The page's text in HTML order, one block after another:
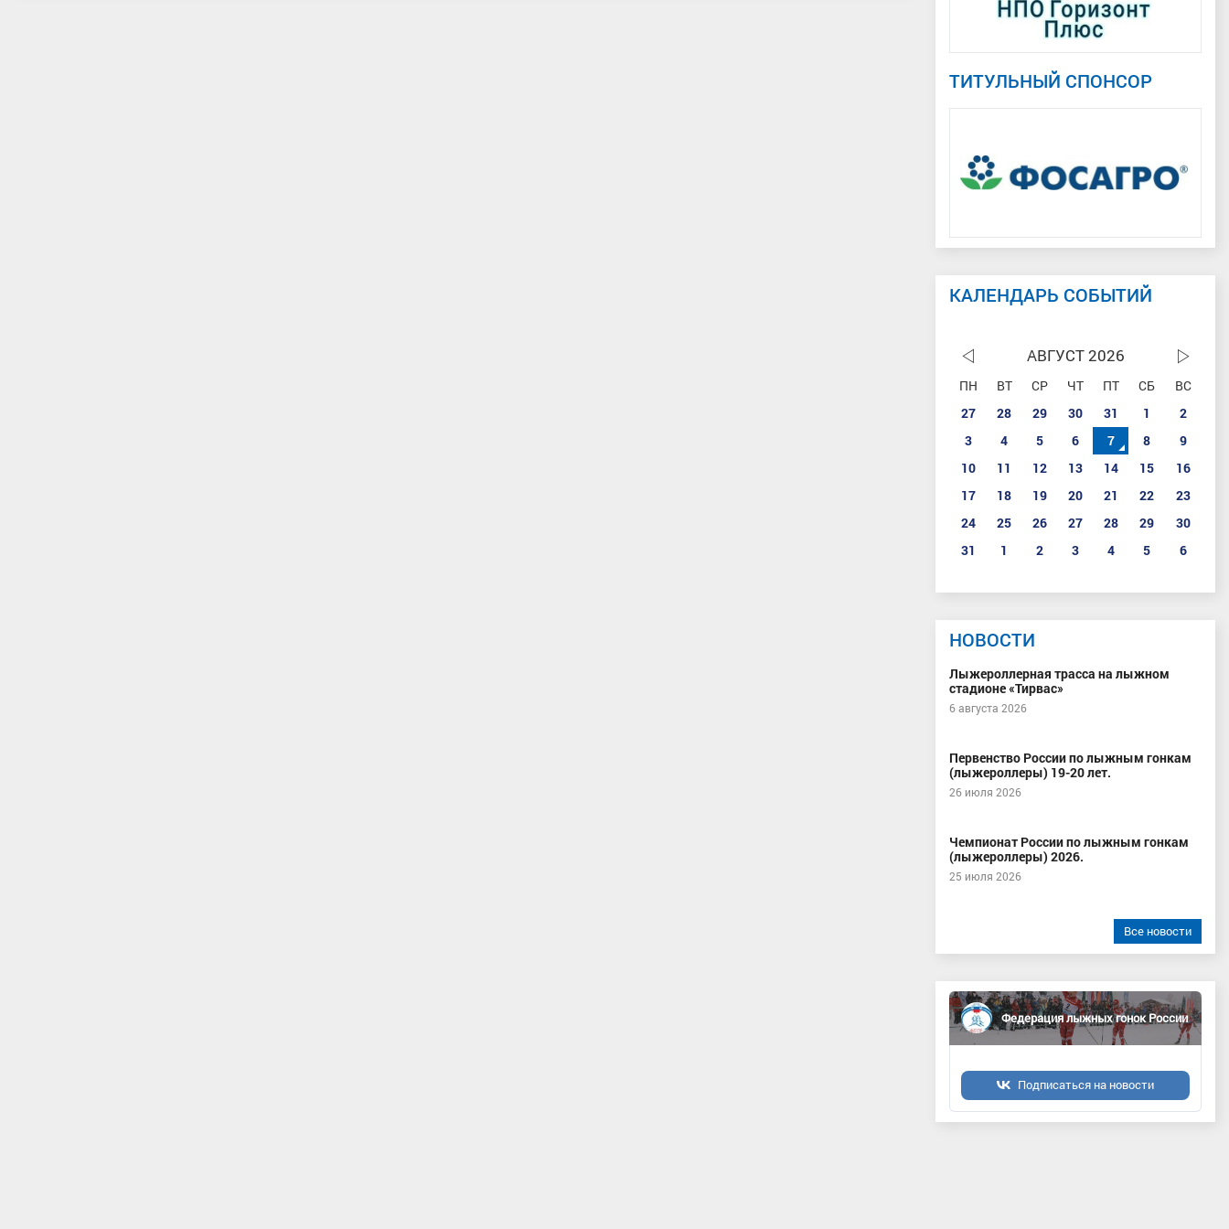
ТИТУЛЬНЫЙ СПОНСОР
КАЛЕНДАРЬ СОБЫТИЙ
АВГУСТ 2026
ПН ВТ СР ЧТ ПТ СБ
ВС
27
28 29 30 31 1
2
3
4 5 6 7 8
9
10
11 12 13 14 15
16
17
18 19 20 21 22
23
24
25 26 27 28 29
30
31
1 2 3 4 5 6
НОВОСТИ
Лыжероллерная трасса на лыжном
стадионе «Тирвас»
6 августа 2026
Первенство России по лыжным гонкам
(лыжероллеры) 19-20 лет.
26 июля 2026
Чемпионат России по лыжным гонкам
(лыжероллеры) 2026.
25 июля 2026
Все новости
Федерация лыжных гонок России
Подписаться на новости